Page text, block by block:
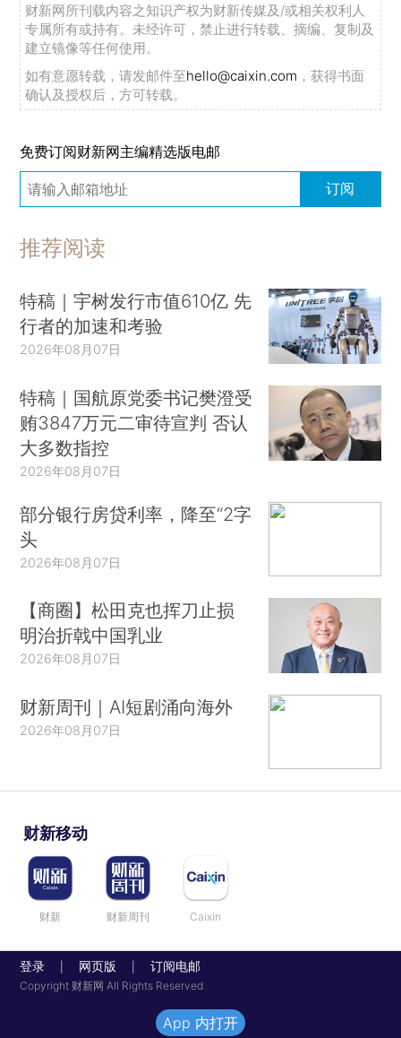
财新网所刊载内容之知识产权为财新传媒及/或相关权利人
专属所有或持有。未经许可，禁止进行转载、摘编、复制及
建立镜像等任何使用。
如有意愿转载，请发邮件至hello@caixin.com ，获得书面
确认及授权后，方可转载。
免费订阅财新网主编精选版电邮
订阅
推荐阅读
特稿｜宇树发行市值610亿 先
行者的加速和考验
2026年08月07日
特稿｜国航原党委书记樊澄受
贿3847万元二审待宣判 否认
大多数指控
2026年08月07日
部分银行房贷利率，降至“2字
头
2026年08月07日
【商圈】松田克也挥刀止损
明治折戟中国乳业
2026年08月07日
财新周刊｜AI短剧涌向海外
2026年08月07日
财新移动
财新 财新周刊 Caixin
登录 网页版 订阅电邮
Copyright 财新网 All Rights Reserved
App 内打开